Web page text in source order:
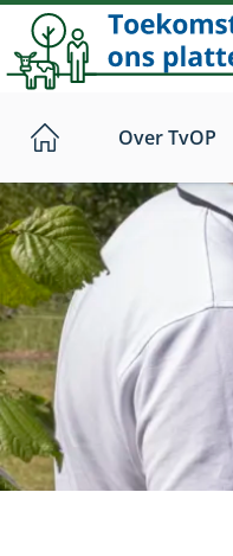
Direct
naar
hoofdinhoud
Home
Over TvOP